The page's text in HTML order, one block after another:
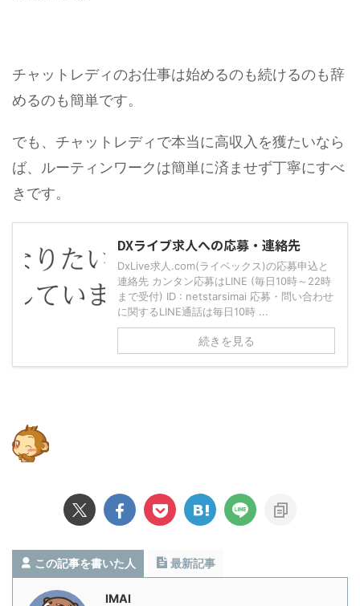
チャットレディのお仕事は始めるのも続けるのも辞
めるのも簡単です。
でも、チャットレディで本当に高収入を獲たいなら
ば、ルーティンワークは簡単に済ませず丁寧にすべ
きです。
DXライブ求人への応募・連絡先
DxLive求人.com(ライベックス)の応募申込と
連絡先 カンタン応募はLINE (毎日10時～22時
まで受付) ID : netstarsimai 応募・問い合わせ
に関するLINE通話は毎日10時 ...
続きを見る
この記事を書いた人 最新記事
IMAI